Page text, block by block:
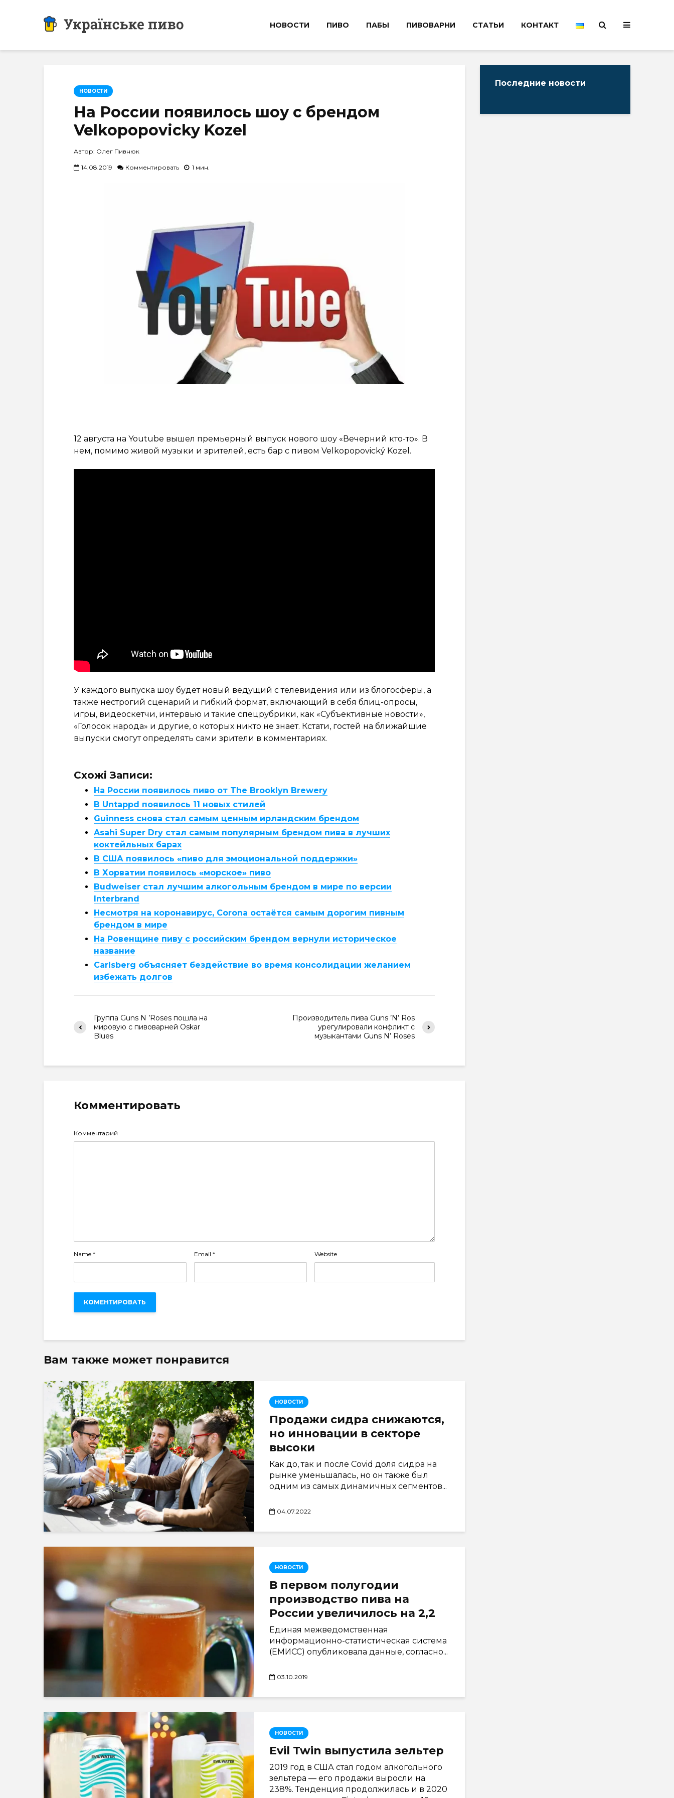
НОВОСТИ ПИВО ПАБЫ ПИВОВАРНИ СТАТЬИ КОНТАКТ
НОВОСТИ
На России появилось шоу с брендом
Velkopopovicky Kozel
Автор: Олег Пивнюк
14.08.2019 Комментировать 1 мин.
12 августа на Youtube вышел премьерный выпуск нового шоу «‎Вечерний кто-то». В
нем, помимо живой музыки и зрителей, есть бар с пивом Velkopopovický Kozel.
У каждого выпуска шоу будет новый ведущий с телевидения или из блогосферы, а
также нестрогий сценарий и гибкий формат, включающий в себя блиц-опросы,
игры, видеоскетчи, интервью и такие спецрубрики, как «Субъективные новости»,
«Голосок народа» и другие, о которых никто не знает. Кстати, гостей на ближайшие
выпуски смогут определять сами зрители в комментариях.
Схожі Записи:
На России появилось пиво от The Brooklyn Brewery
В Untappd появилось 11 новых стилей
Guinness снова стал самым ценным ирландским брендом
Asahi Super Dry стал самым популярным брендом пива в лучших
коктейльных барах
В США появилось «пиво для эмоциональной поддержки»
В Хорватии появилось «морское» пиво
Budweiser стал лучшим алкогольным брендом в мире по версии
Interbrand
Несмотря на коронавирус, Corona остаётся самым дорогим пивным
брендом в мире
На Ровенщине пиву с российским брендом вернули историческое
название
Carlsberg объясняет бездействие во время консолидации желанием
избежать долгов
Группа Guns N ’Roses пошла на
мировую с пивоварней Oskar
Blues
Производитель пива Guns ’N’ Ros
урегулировали конфликт с
музыкантами Guns N’ Roses
Комментировать
Комментарий
Name * Email * Website
Вам также может понравится
НОВОСТИ
Продажи сидра снижаются,
но инновации в секторе
высоки
Как до, так и после Covid доля сидра на
рынке уменьшалась, но он также был
одним из самых динамичных сегментов...
04.07.2022
НОВОСТИ
В первом полугодии
производство пива на
России увеличилось на 2,2
Единая межведомственная
информационно-статистическая система
(ЕМИСС) опубликовала данные, согласно...
03.10.2019
НОВОСТИ
Evil Twin выпустила зельтер
2019 год в США стал годом алкогольного
зельтера — его продажи выросли на
238%. Тенденция продолжилась и в 2020
Последние новости